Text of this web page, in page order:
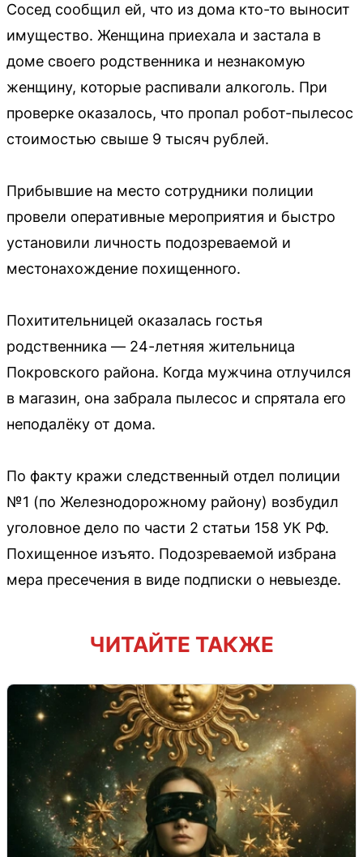
Сосед сообщил ей, что из дома кто-то выносит
имущество. Женщина приехала и застала в
доме своего родственника и незнакомую
женщину, которые распивали алкоголь. При
проверке оказалось, что пропал робот-пылесос
стоимостью свыше 9 тысяч рублей.
Прибывшие на место сотрудники полиции
провели оперативные мероприятия и быстро
установили личность подозреваемой и
местонахождение похищенного.
Похитительницей оказалась гостья
родственника — 24-летняя жительница
Покровского района. Когда мужчина отлучился
в магазин, она забрала пылесос и спрятала его
неподалёку от дома.
По факту кражи следственный отдел полиции
№1 (по Железнодорожному району) возбудил
уголовное дело по части 2 статьи 158 УК РФ.
Похищенное изъято. Подозреваемой избрана
мера пресечения в виде подписки о невыезде.
ЧИТАЙТЕ ТАКЖЕ